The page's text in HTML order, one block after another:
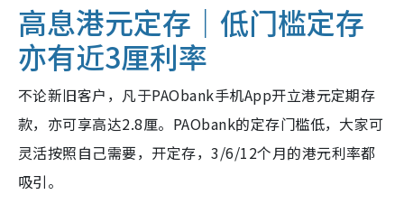
高息港元定存｜低门槛定存
亦有近3厘利率
不论新旧客户，凡于PAObank手机App开立港元定期存
款，亦可享高达2.8厘。PAObank的定存门槛低，大家可
灵活按照自己需要，开定存，3/6/12个月的港元利率都
吸引。